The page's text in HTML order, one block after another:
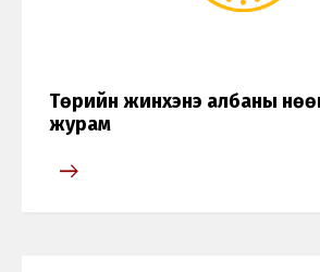
Төрийн жинхэнэ албаны
журам